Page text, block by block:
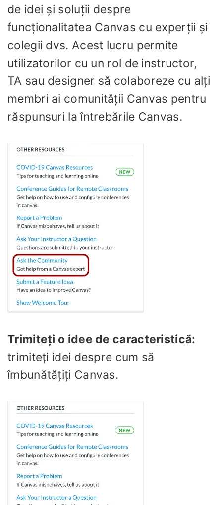
de idei și soluții despre
funcționalitatea Canvas cu experții și
colegii dvs. Acest lucru permite
utilizatorilor cu un rol de instructor,
TA sau designer să colaboreze cu alți
membri ai comunității Canvas pentru
răspunsuri la întrebările Canvas.
Trimiteți o idee de caracteristică:
trimiteți idei despre cum să
îmbunătățiți Canvas.